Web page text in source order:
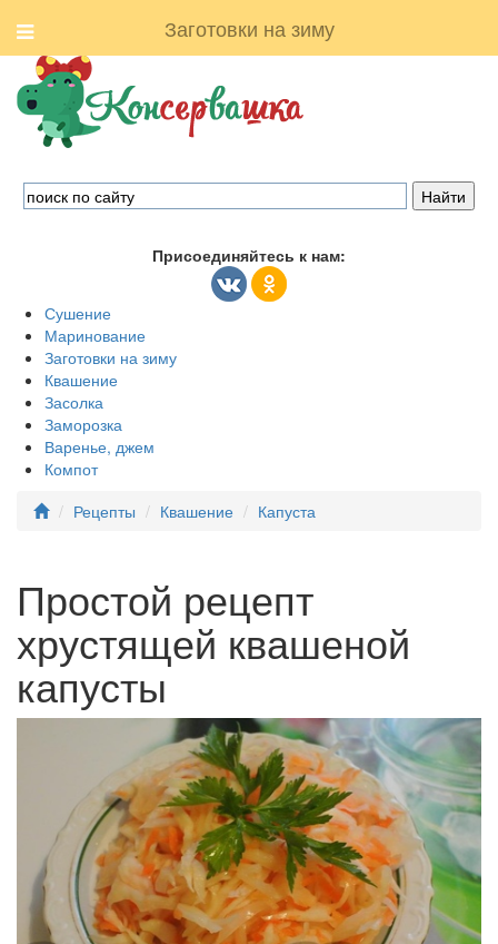
Заготовки на зиму
Присоединяйтесь к нам:
Сушение
Маринование
Заготовки на зиму
Квашение
Засолка
Заморозка
Варенье, джем
Компот
Рецепты
Квашение Капуста
Простой рецепт
хрустящей квашеной
капусты